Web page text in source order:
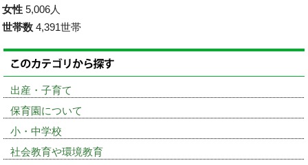
女性 5,006人
世帯数 4,391世帯
出産・子育て
保育園について
小・中学校
社会教育や環境教育